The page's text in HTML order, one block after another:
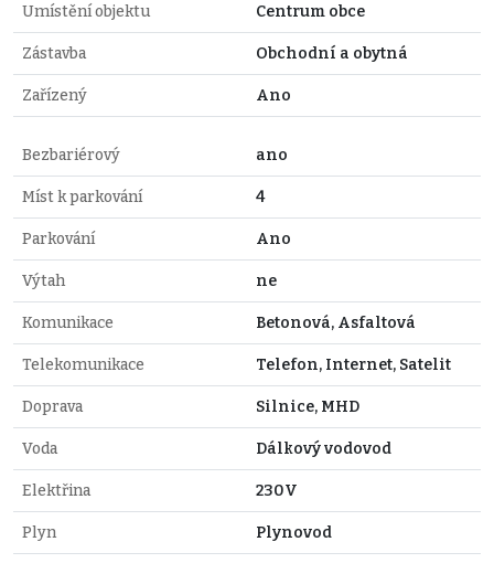
Umístění objektu Centrum obce
Zástavba Obchodní a obytná
Zařízený Ano
Bezbariérový ano
Míst k parkování 4
Parkování Ano
Výtah ne
Komunikace Betonová, Asfaltová
Telekomunikace Telefon, Internet, Satelit
Doprava Silnice, MHD
Voda Dálkový vodovod
Elektřina 230V
Plyn Plynovod